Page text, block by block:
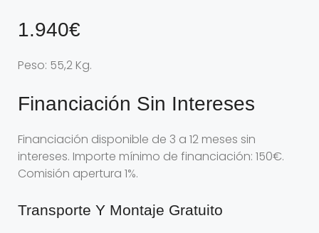
1.940€
Peso: 55,2 Kg.
Financiación Sin Intereses
Financiación disponible de 3 a 12 meses sin
intereses. Importe mínimo de financiación: 150€.
Comisión apertura 1%.
Transporte Y Montaje Gratuito